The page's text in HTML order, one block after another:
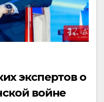
экспертов о
войне